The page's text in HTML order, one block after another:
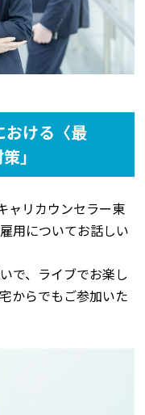
ける〈最
」
ャリカウンセラー東
用についてお話しい
で、ライブでお楽し
からでもご参加いた